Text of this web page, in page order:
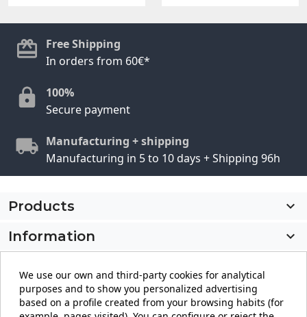
Free Shipping
In orders from 60€*
100%
Secure payment
Manufacturing + shipping
Manufacturing in 5 to 10 days + Shipping 96h
Products

Information

Store information
We use our own and third-party cookies for analytical
purposes and to show you personalized advertising
based on a profile created from your browsing habits (for